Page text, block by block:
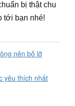
bị thật chu
tới bạn nhé!
nên bỏ lỡ
yêu thích nhất